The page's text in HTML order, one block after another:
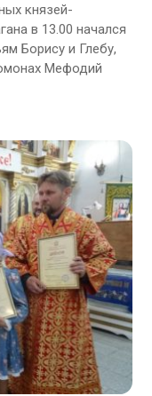
князей-
в 13.00 начался
Борису и Глебу,
Мефодий